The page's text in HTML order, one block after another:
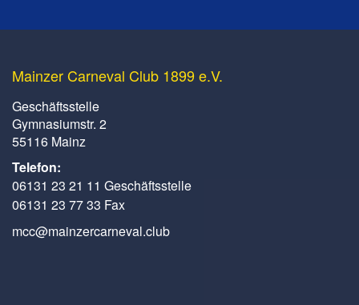
Mainzer Carneval Club 1899 e.V.
Geschäftsstelle
Gymnasiumstr. 2
55116 Mainz
Telefon:
06131 23 21 11 Geschäftsstelle
06131 23 77 33 Fax
mcc@mainzercarneval.club